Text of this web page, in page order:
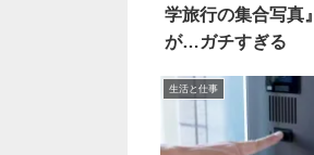
学旅行の集合写真』
が…ガチすぎる
生活と仕事